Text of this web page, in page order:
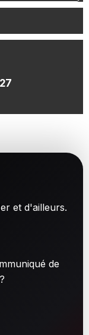
et d'ailleurs.
de